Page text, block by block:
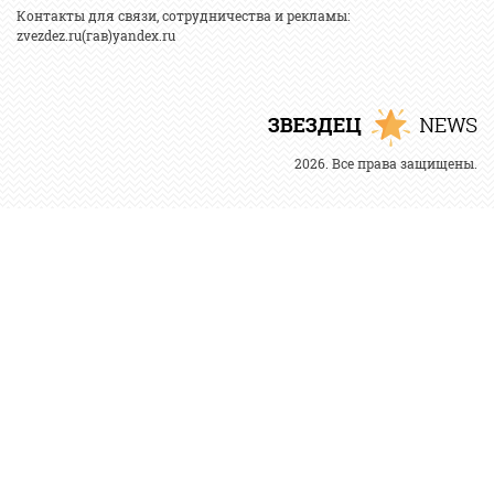
Контакты для связи, сотрудничества и рекламы:
zvezdez.ru(гав)yandex.ru
2026. Все права защищены.